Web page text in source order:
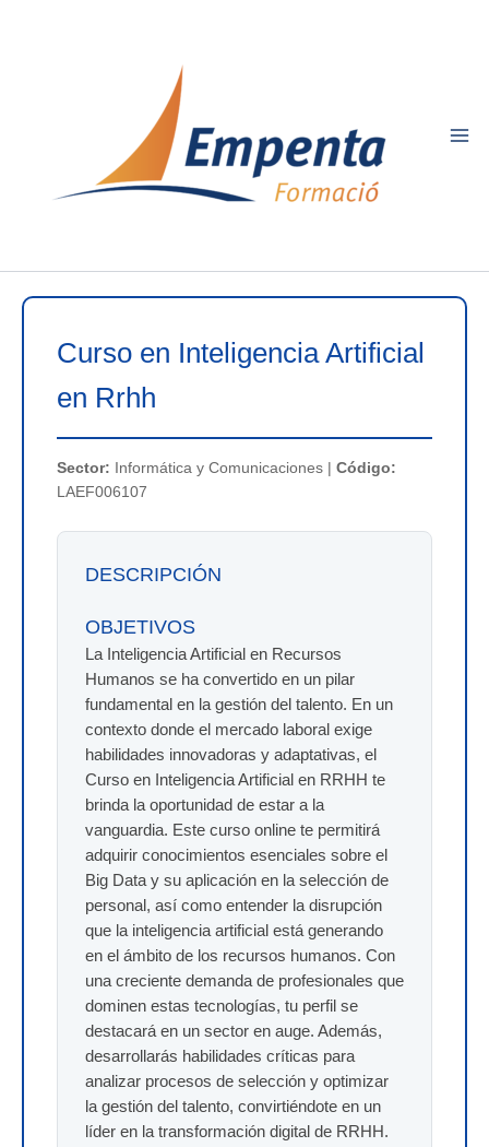
Curso en Inteligencia Artificial
en Rrhh
Sector: Informática y Comunicaciones | Código:
LAEF006107
DESCRIPCIÓN
OBJETIVOS
La Inteligencia Artificial en Recursos
Humanos se ha convertido en un pilar
fundamental en la gestión del talento. En un
contexto donde el mercado laboral exige
habilidades innovadoras y adaptativas, el
Curso en Inteligencia Artificial en RRHH te
brinda la oportunidad de estar a la
vanguardia. Este curso online te permitirá
adquirir conocimientos esenciales sobre el
Big Data y su aplicación en la selección de
personal, así como entender la disrupción
que la inteligencia artificial está generando
en el ámbito de los recursos humanos. Con
una creciente demanda de profesionales que
dominen estas tecnologías, tu perfil se
destacará en un sector en auge. Además,
desarrollarás habilidades críticas para
analizar procesos de selección y optimizar
la gestión del talento, convirtiéndote en un
líder en la transformación digital de RRHH.